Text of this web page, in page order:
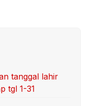
tanggal lahir
tgl 1-31